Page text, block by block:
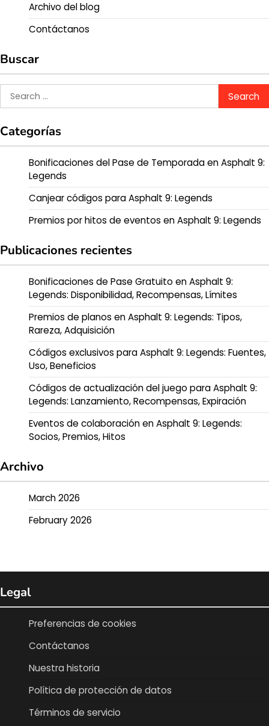
Archivo del blog
Contáctanos
Buscar
Search
for:
Categorías
Bonificaciones del Pase de Temporada en Asphalt 9:
Legends
Canjear códigos para Asphalt 9: Legends
Premios por hitos de eventos en Asphalt 9: Legends
Publicaciones recientes
Bonificaciones de Pase Gratuito en Asphalt 9:
Legends: Disponibilidad, Recompensas, Límites
Premios de planos en Asphalt 9: Legends: Tipos,
Rareza, Adquisición
Códigos exclusivos para Asphalt 9: Legends: Fuentes,
Uso, Beneficios
Códigos de actualización del juego para Asphalt 9:
Legends: Lanzamiento, Recompensas, Expiración
Eventos de colaboración en Asphalt 9: Legends:
Socios, Premios, Hitos
Archivo
March 2026
February 2026
Legal
Preferencias de cookies
Contáctanos
Nuestra historia
Política de protección de datos
Términos de servicio